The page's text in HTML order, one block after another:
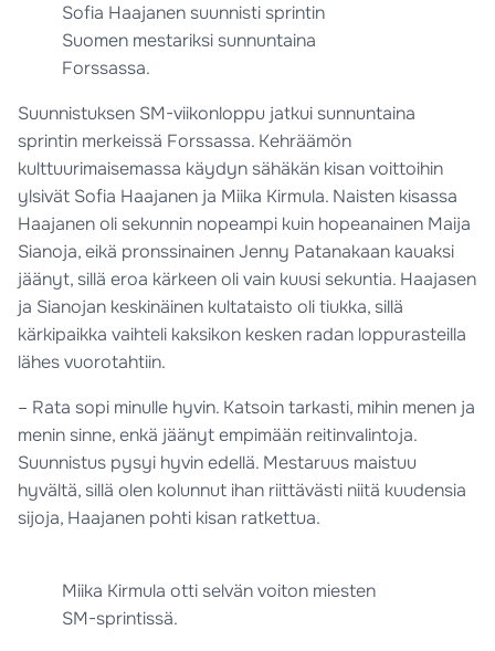
Sofia Haajanen suunnisti sprintin
Suomen mestariksi sunnuntaina
Forssassa.
Suunnistuksen SM-viikonloppu jatkui sunnuntaina
sprintin merkeissä Forssassa. Kehräämön
kulttuurimaisemassa käydyn sähäkän kisan voittoihin
ylsivät Sofia Haajanen ja Miika Kirmula. Naisten kisassa
Haajanen oli sekunnin nopeampi kuin hopeanainen Maija
Sianoja, eikä pronssinainen Jenny Patanakaan kauaksi
jäänyt, sillä eroa kärkeen oli vain kuusi sekuntia. Haajasen
ja Sianojan keskinäinen kultataisto oli tiukka, sillä
kärkipaikka vaihteli kaksikon kesken radan loppurasteilla
lähes vuorotahtiin.
– Rata sopi minulle hyvin. Katsoin tarkasti, mihin menen ja
menin sinne, enkä jäänyt empimään reitinvalintoja.
Suunnistus pysyi hyvin edellä. Mestaruus maistuu
hyvältä, sillä olen kolunnut ihan riittävästi niitä kuudensia
sijoja, Haajanen pohti kisan ratkettua.
Miika Kirmula otti selvän voiton miesten
SM-sprintissä.